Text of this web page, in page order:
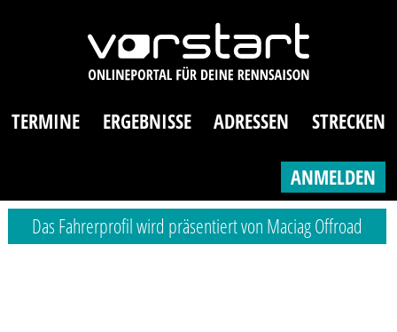
TERMINE ERGEBNISSE ADRESSEN STRECKEN
ANMELDEN
Das Fahrerprofil wird präsentiert von Maciag Offroad